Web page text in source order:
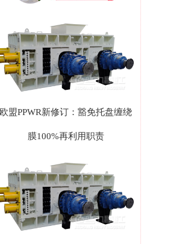
欧盟PPWR新修订：豁免托盘缠绕
膜100%再利用职责